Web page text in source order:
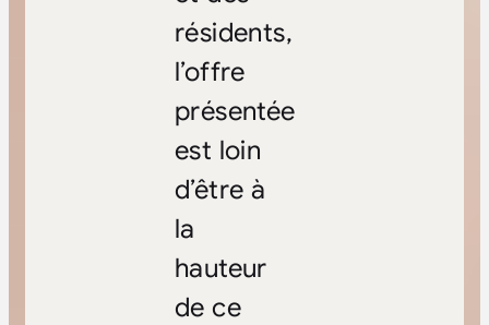
résidents,
l’offre
présentée
est loin
d’être à
la
hauteur
de ce